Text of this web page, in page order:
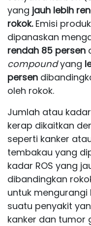
yang jauh lebih
rokok. Emisi
dipanaskan
rendah 85 persen
compoundyang
persen
oleh rokok.
Jumlah atau
kerap dikaitkan
seperti kanker
tembakau yang
kadar ROS yang
dibandingkan
untuk
suatu penyakit
kanker dan tumor